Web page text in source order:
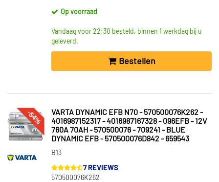
Op voorraad
Vandaag voor 22:30 besteld, binnen 1 werkdag bij u
geleverd.
Bestellen
-54%
VARTA DYNAMIC EFB N70 - 570500076K262 -
4016987152317 - 4016987167328 - 096EFB - 12V
760A 70AH - 570500076 - 709241 - BLUE
DYNAMIC EFB - 570500076D842 - 659543
B13
7 REVIEWS
570500076K262